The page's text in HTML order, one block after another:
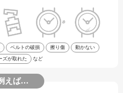
ベルトの破損 擦り傷 動かない
ズが取れた など
えば…